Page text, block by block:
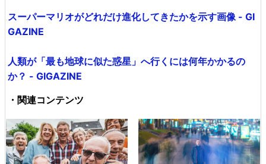
スーパーマリオがどれだけ進化してきたかを示す画像 - GI
GAZINE
人類が「最も地球に似た惑星」へ行くには何年かかるの
か？ - GIGAZINE
・関連コンテンツ